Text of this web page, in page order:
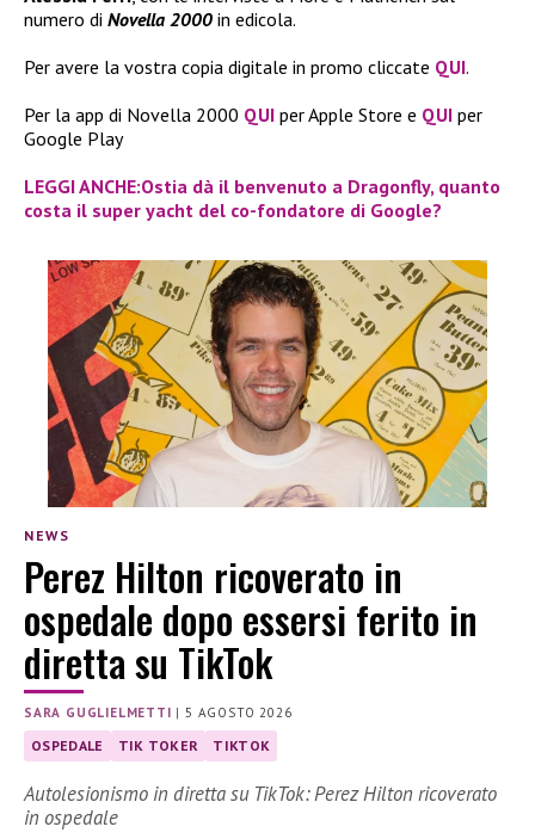
numero di Novella 2000 in edicola.
Per avere la vostra copia digitale in promo cliccate QUI.
Per la app di Novella 2000 QUI per Apple Store e QUI per
Google Play
LEGGI ANCHE:Ostia dà il benvenuto a Dragonfly, quanto
costa il super yacht del co-fondatore di Google?
NEWS
Perez Hilton ricoverato in
ospedale dopo essersi ferito in
diretta su TikTok
SARA GUGLIELMETTI |5 AGOSTO 2026
OSPEDALE TIK TOKER TIKTOK
Autolesionismo in diretta su TikTok: Perez Hilton ricoverato
in ospedale